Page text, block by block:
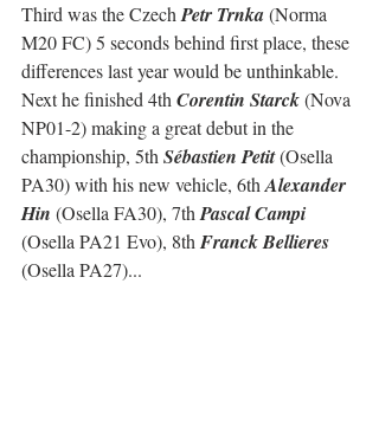
Third was the Czech Petr Trnka (Norma
M20 FC) 5 seconds behind first place, these
differences last year would be unthinkable.
Next he finished 4th Corentin Starck (Nova
NP01-2) making a great debut in the
championship, 5th Sébastien Petit (Osella
PA30) with his new vehicle, 6th Alexander
Hin (Osella FA30), 7th Pascal Campi
(Osella PA21 Evo), 8th Franck Bellieres
(Osella PA27)...